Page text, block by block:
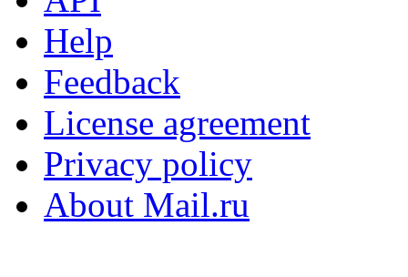
Help
Feedback
License agreement
Privacy policy
About Mail.ru